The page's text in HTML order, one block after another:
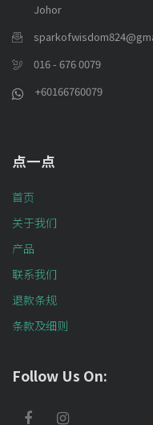
Johor
016 - 676 0079
+60166760079
点一点
首页
关于我们
产品
联系我们
退款条规
条款及细则
Follow Us On: